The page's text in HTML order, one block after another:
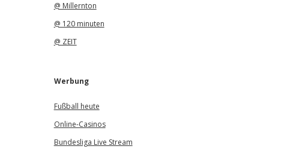
@ Millernton
@ 120 minuten
@ ZEIT
Werbung
Fußball heute
Online-Casinos
Bundesliga Live Stream